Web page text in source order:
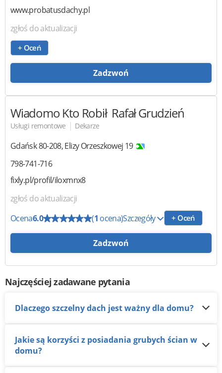
www.probatusdachy.pl
zgłoś do aktualizacji
+ Oceń
Zadzwoń
Wiadomo Kto Robił Rafał Grudzień
Usługi remontowe | Dekarze
Gdańsk80-208,Elizy Orzeszkowej 19
798-741-716
fixly.pl/profil/iloxmnx8
zgłoś do aktualizacji
Ocena6.0 (1 ocena)Szczegóły + Oceń
Zadzwoń
Najczęściej zadawane pytania
Dlaczego szczelny dach jest ważny dla domu?
Jakie są korzyści z posiadania grubych ścian w
domu?